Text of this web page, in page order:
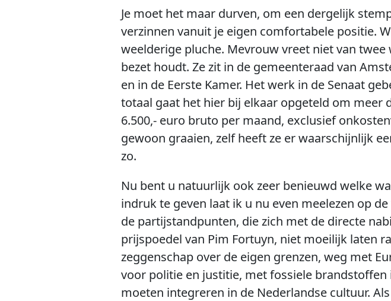
Je moet het maar durven, om een dergelijk
verzinnen vanuit je eigen comfortabele positie.
weelderige pluche. Mevrouw vreet niet van
bezet houdt. Ze zit in de gemeenteraad van
en in de Eerste Kamer. Het werk in de Senaat
totaal gaat het hier bij elkaar opgeteld om meer
6.500,- euro bruto per maand, exclusief
gewoon graaien, zelf heeft ze er waarschijnlijk
zo.
Nu bent u natuurlijk ook zeer benieuwd welke
indruk te geven laat ik u nu even meelezen op
de partijstandpunten, die zich met de directe
prijspoedel van Pim Fortuyn, niet moeilijk laten
zeggenschap over de eigen grenzen, weg met
voor politie en justitie, met fossiele
moeten integreren in de Nederlandse cultuur.